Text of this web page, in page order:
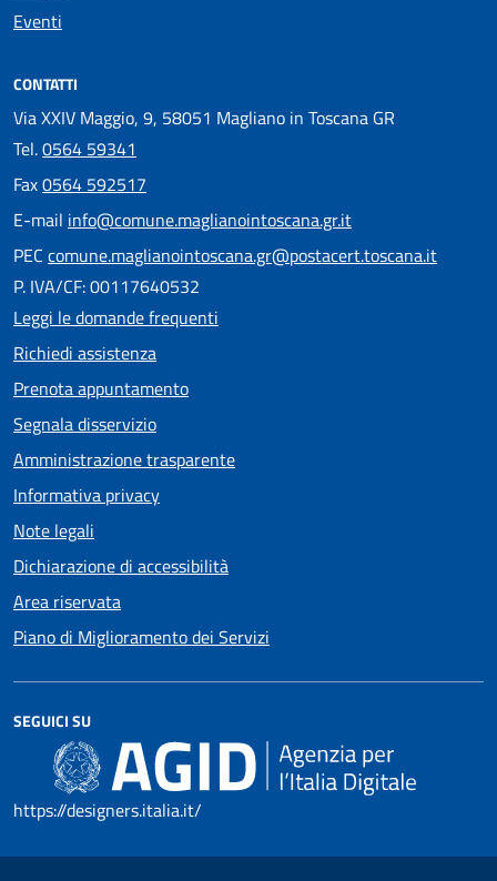
Eventi
CONTATTI
Via XXIV Maggio, 9, 58051 Magliano in Toscana GR
Tel.0564 59341
Fax0564 592517
E-mail info@comune.maglianointoscana.gr.it
PEC comune.maglianointoscana.gr@postacert.toscana.it
P. IVA/CF: 00117640532
Leggi le domande frequenti
Richiedi assistenza
Prenota appuntamento
Segnala disservizio
Amministrazione trasparente
Informativa privacy
Note legali
Dichiarazione di accessibilità
Area riservata
Piano di Miglioramento dei Servizi
SEGUICI SU
https://designers.italia.it/